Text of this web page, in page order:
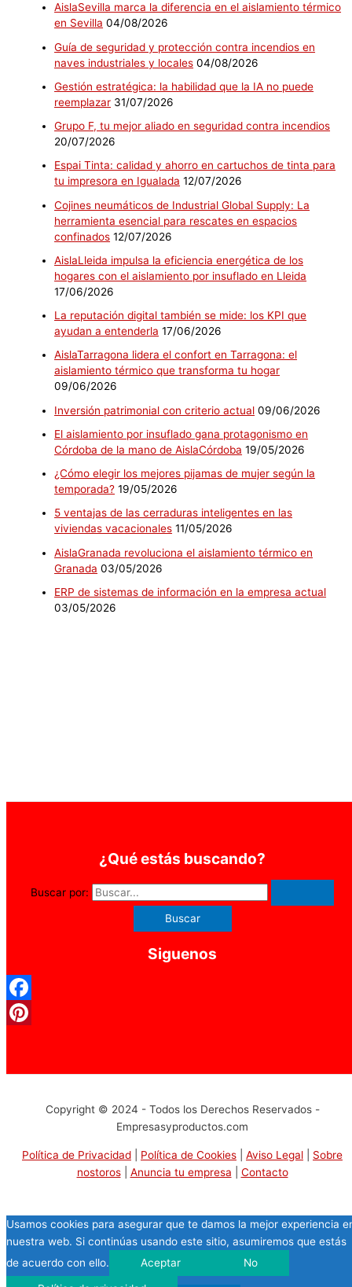
AislaSevilla marca la diferencia en el aislamiento térmico
en Sevilla 04/08/2026
Guía de seguridad y protección contra incendios en
naves industriales y locales 04/08/2026
Gestión estratégica: la habilidad que la IA no puede
reemplazar 31/07/2026
Grupo F, tu mejor aliado en seguridad contra incendios
20/07/2026
Espai Tinta: calidad y ahorro en cartuchos de tinta para
tu impresora en Igualada 12/07/2026
Cojines neumáticos de Industrial Global Supply: La
herramienta esencial para rescates en espacios
confinados 12/07/2026
AislaLleida impulsa la eficiencia energética de los
hogares con el aislamiento por insuflado en Lleida
17/06/2026
La reputación digital también se mide: los KPI que
ayudan a entenderla 17/06/2026
AislaTarragona lidera el confort en Tarragona: el
aislamiento térmico que transforma tu hogar
09/06/2026
Inversión patrimonial con criterio actual 09/06/2026
El aislamiento por insuflado gana protagonismo en
Córdoba de la mano de AislaCórdoba 19/05/2026
¿Cómo elegir los mejores pijamas de mujer según la
temporada? 19/05/2026
5 ventajas de las cerraduras inteligentes en las
viviendas vacacionales 11/05/2026
AislaGranada revoluciona el aislamiento térmico en
Granada 03/05/2026
ERP de sistemas de información en la empresa actual
03/05/2026
¿Qué estás buscando?
Buscar por:
Siguenos
Copyright © 2024 - Todos los Derechos Reservados -
Empresasyproductos.com
Política de Privacidad Política de Cookies Aviso Legal
Sobre
nostoros| Anuncia tu empresa Contacto
Usamos cookies para asegurar que te damos la mejor experiencia
nuestra web. Si continúas usando este sitio, asumiremos que estás
de acuerdo con ello.
Aceptar No